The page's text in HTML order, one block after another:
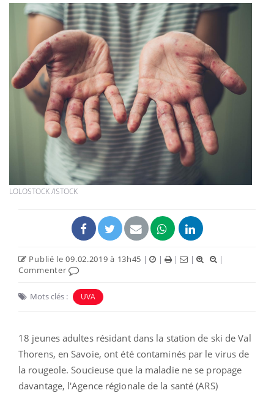
LOLOSTOCK /ISTOCK
Publié le 09.02.2019 à 13h45 | | | |
|
Commenter
Mots clés : UVA
18 jeunes adultes résidant dans la station de ski de Val
Thorens, en Savoie, ont été contaminés par le virus de
la rougeole. Soucieuse que la maladie ne se propage
davantage, l'Agence régionale de la santé (ARS)